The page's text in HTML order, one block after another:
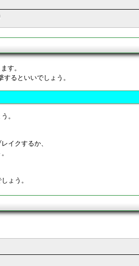
す。
るといいでしょう。
。
イクするか、
ょう。